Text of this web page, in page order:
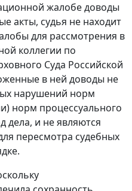
жалобе доводы
акты, судья не находит
для рассмотрения в
коллегии по
Суда Российской
в ней доводы не
нарушений норм
норм процессуального
дела, и не являются
пересмотра судебных